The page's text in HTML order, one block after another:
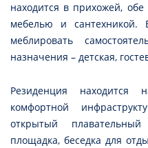
находится в прихожей, обе
мебелью и
меблировать
назначения – детская,
Резиденция находится
комфортной
открытый
площадка, беседка для